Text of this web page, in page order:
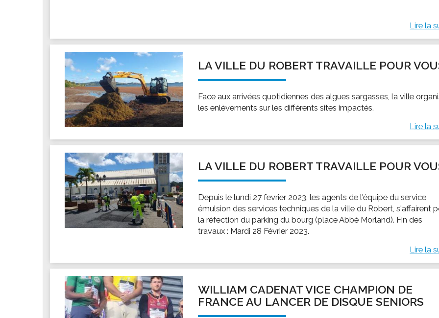
VIE PRATIQUE
Les espaces numériques
Infos baignade
Infos sargasse
Toilettes publiques
Stationnement
Les marchés
Le funéraire
Numéros d'urgence
SANTÉ
Annuaire santé
Lire la
LA VILLE DU ROBERT TRAVAILLE POUR
Face aux arrivées quotidiennes des algues sargasses, la ville
les enlèvements sur les différents sites impactés.
Lire la
LA VILLE DU ROBERT TRAVAILLE POUR
Depuis le lundi 27 fevrier 2023, les agents de l'équipe du service
émulsion des services techniques de la ville du Robert, s'affairent
la réfection du parking du bourg (place Abbé Morland). Fin des
travaux : Mardi 28 Février 2023.
Lire la
WILLIAM CADENAT VICE CHAMPION DE
FRANCE AU LANCER DE DISQUE SENIORS